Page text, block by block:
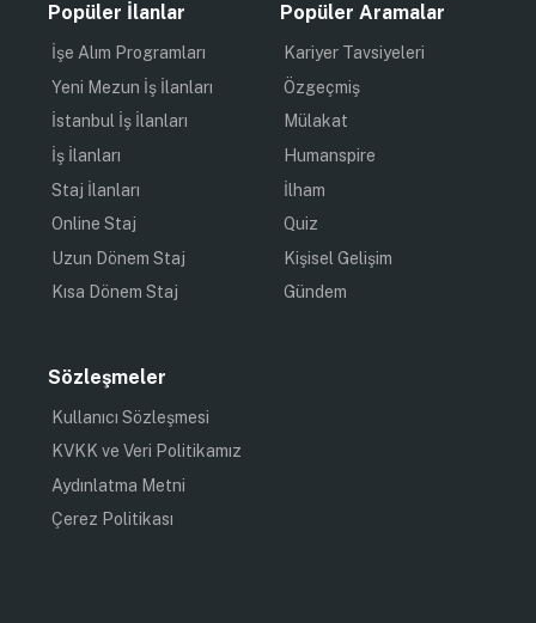
Popüler İlanlar
İşe Alım Programları
Yeni Mezun İş İlanları
İstanbul İş İlanları
İş İlanları
Staj İlanları
Online Staj
Uzun Dönem Staj
Kısa Dönem Staj
Popüler Aramalar
Kariyer Tavsiyeleri
Özgeçmiş
Mülakat
Humanspire
İlham
Quiz
Kişisel Gelişim
Gündem
Sözleşmeler
Kullanıcı Sözleşmesi
KVKK ve Veri Politikamız
Aydınlatma Metni
Çerez Politikası